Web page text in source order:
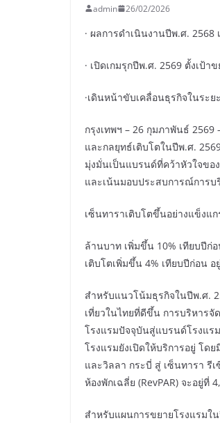
admin 26/02/2026
· ผลการดำเนินงานปีพ.ศ.
· เปิดเกมรุกปีพ.ศ. 2569 ตั้งเป้
·เดินหน้าขับเคลื่อนธุรกิจในระ
กรุงเทพฯ – 26 กุมภาพันธ์
และกลยุทธ์เติบโตในปีพ.ศ.
มุ่งมั่นเป็นแบรนด์ที่คว้าหัวใจขอ
และเน้นมอบประสบการณ์การบ
เซ็นทาราเติบโตขึ้นอย่างแข็งแ
ล้านบาท เพิ่มขึ้น 10% เทียบปีก่
เติบโตเพิ่มขึ้น 4% เทียบปีก่อน
สำหรับแนวโน้มธุรกิจในปีพ.ศ.
เที่ยวในไทยที่ดีขึ้น การบริหารจั
โรงแรมปัจจุบันสู่แบรนด์โรงแ
โรงแรมยังเปิดให้บริการอยู่ โ
และวิลลา กระบี่ สู่ เซ็นทารา รี
ห้องพักเฉลี่ย (RevPAR) จะอยู่ที่
สำหรับแผนการขยายโรงแรมใ